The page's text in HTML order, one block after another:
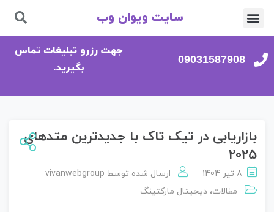
سایت ویوان وب
09031587908
جهت رزرو تبلیغات تماس
بگیرید.
بازاریابی در تیک تاک با جدیدترین متدهای
۲۰۲۵
8 تیر 1404 ارسال شده توسط vivanwebgroup
مقالات، دیجیتال مارکتینگ